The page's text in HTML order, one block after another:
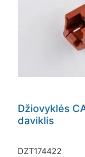
Džiovyklės
daviklis
DZT174422